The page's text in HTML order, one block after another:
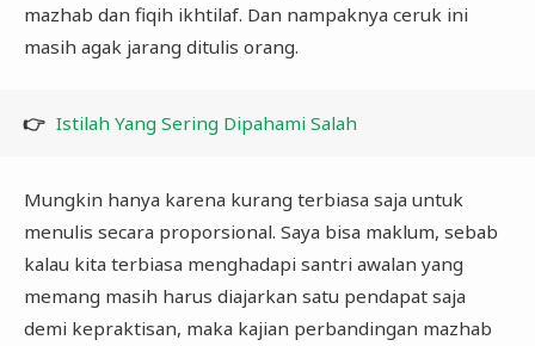
mazhab dan fiqih ikhtilaf. Dan nampaknya ceruk ini
masih agak jarang ditulis orang.
👉 Istilah Yang Sering Dipahami Salah
Mungkin hanya karena kurang terbiasa saja untuk
menulis secara proporsional. Saya bisa maklum, sebab
kalau kita terbiasa menghadapi santri awalan yang
memang masih harus diajarkan satu pendapat saja
demi kepraktisan, maka kajian perbandingan mazhab